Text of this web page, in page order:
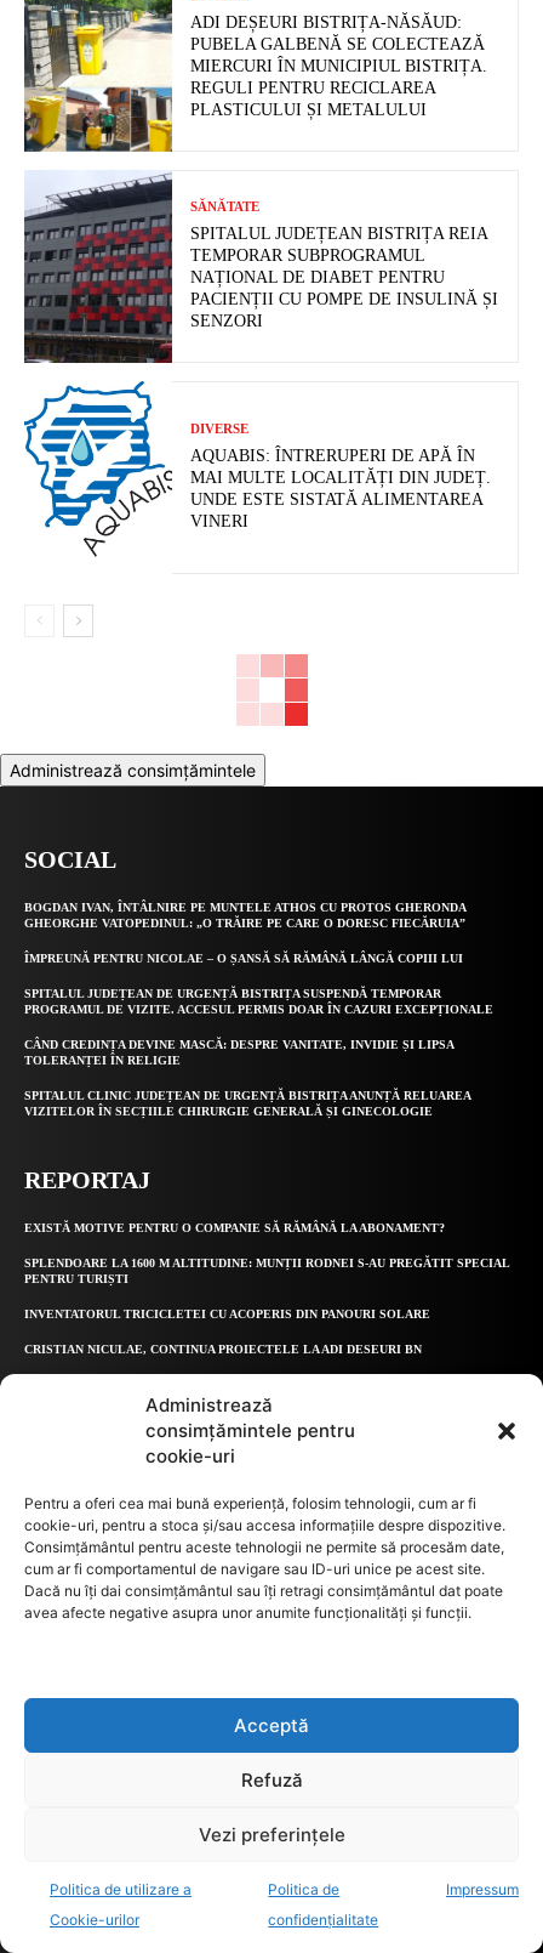
Administrează
consimțămintele pentru
cookie-uri
Pentru a oferi cea mai bună experiență, folosim tehnologii, cum ar fi
cookie-uri, pentru a stoca și/sau accesa informațiile despre dispozitive.
Consimțământul pentru aceste tehnologii ne permite să procesăm date,
cum ar fi comportamentul de navigare sau ID-uri unice pe acest site.
Dacă nu îți dai consimțământul sau îți retragi consimțământul dat poate
avea afecte negative asupra unor anumite funcționalități și funcții.
Acceptă
Refuză
Vezi preferințele
Politica de utilizare a
Cookie-urilor
Politica de
confidențialitate
Impressum
SOCIAL
BOGDAN IVAN, ÎNTÂLNIRE PE MUNTELE ATHOS CU PROTOS GHERONDA
GHEORGHE VATOPEDINUL: „O TRĂIRE PE CARE O DORESC FIECĂRUIA”
ÎMPREUNĂ PENTRU NICOLAE – O ȘANSĂ SĂ RĂMÂNĂ LÂNGĂ COPIII LUI
SPITALUL JUDEȚEAN DE URGENȚĂ BISTRIȚA SUSPENDĂ TEMPORAR
PROGRAMUL DE VIZITE. ACCESUL PERMIS DOAR ÎN CAZURI EXCEPȚIONALE
CÂND CREDINȚA DEVINE MASCĂ: DESPRE VANITATE, INVIDIE ȘI LIPSA
TOLERANȚEI ÎN RELIGIE
SPITALUL CLINIC JUDEȚEAN DE URGENȚĂ BISTRIȚA ANUNȚĂ RELUAREA
VIZITELOR ÎN SECȚIILE CHIRURGIE GENERALĂ ȘI GINECOLOGIE
REPORTAJ
EXISTĂ MOTIVE PENTRU O COMPANIE SĂ RĂMÂNĂ LA ABONAMENT?
SPLENDOARE LA 1600 M ALTITUDINE: MUNȚII RODNEI S-AU PREGĂTIT SPECIAL
PENTRU TURIȘTI
INVENTATORUL TRICICLETEI CU ACOPERIS DIN PANOURI SOLARE
CRISTIAN NICULAE, CONTINUA PROIECTELE LA ADI DESEURI BN
EDITORIAL
CÂND TIMPUL A DEVENIT AVOCATUL PERFECT DESPRE HOTĂRÂREA CJUE,
OBLIGAȚIILE ÎNALTEI CURȚI ȘI ÎNCREDEREA ÎN JUSTIȚIE
MARELE SPECTACOL AL SPERIETORILOR
MAREA CACEALMA A BINELUI PUBLIC!
DEMOCRAȚIA NU ÎNSEAMNĂ PERFECȚIUNE. ÎNSEAMNĂ CAPACITATEA DE A
POLITICA
PENTRU OAMENI”
BOGDAN IVAN CERE REDUCEREA TVA LA CARBURANȚI ȘI AACCIZEI LA